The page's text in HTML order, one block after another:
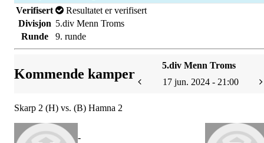
Verifisert
Resultatet er verifisert
Divisjon 5.div Menn Troms
Runde
9. runde
Kommende kamper
5.div Menn Troms
17 jun. 2024 - 21:00
Skarp 2 (H) vs. (B) Hamna 2
-